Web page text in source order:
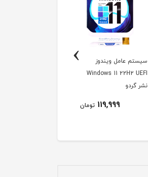
سیستم عامل ویندوز
Windows 11 22H2 UEFI
نشر گردو
119,999 تومان
›